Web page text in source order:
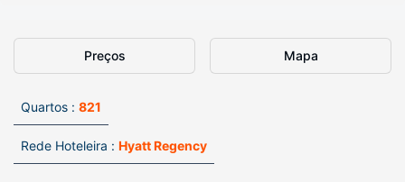
Preços Mapa
Quartos : 821
Rede Hoteleira : Hyatt Regency